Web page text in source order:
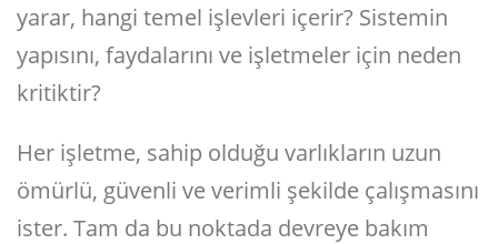
yarar, hangi temel işlevleri içerir? Sistemin
yapısını, faydalarını ve işletmeler için neden
kritiktir?
Her işletme, sahip olduğu varlıkların uzun
ömürlü, güvenli ve verimli şekilde çalışmasını
ister. Tam da bu noktada devreye bakım